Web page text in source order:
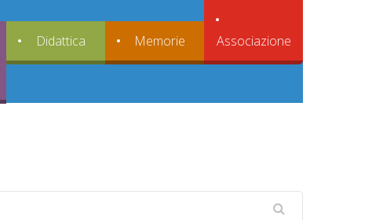
Didattica Memorie Associazione